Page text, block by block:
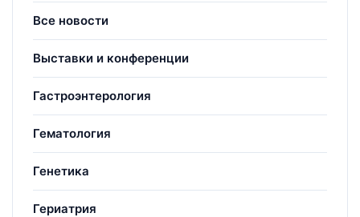
Все новости
Выставки и конференции
Гастроэнтерология
Гематология
Генетика
Гериатрия